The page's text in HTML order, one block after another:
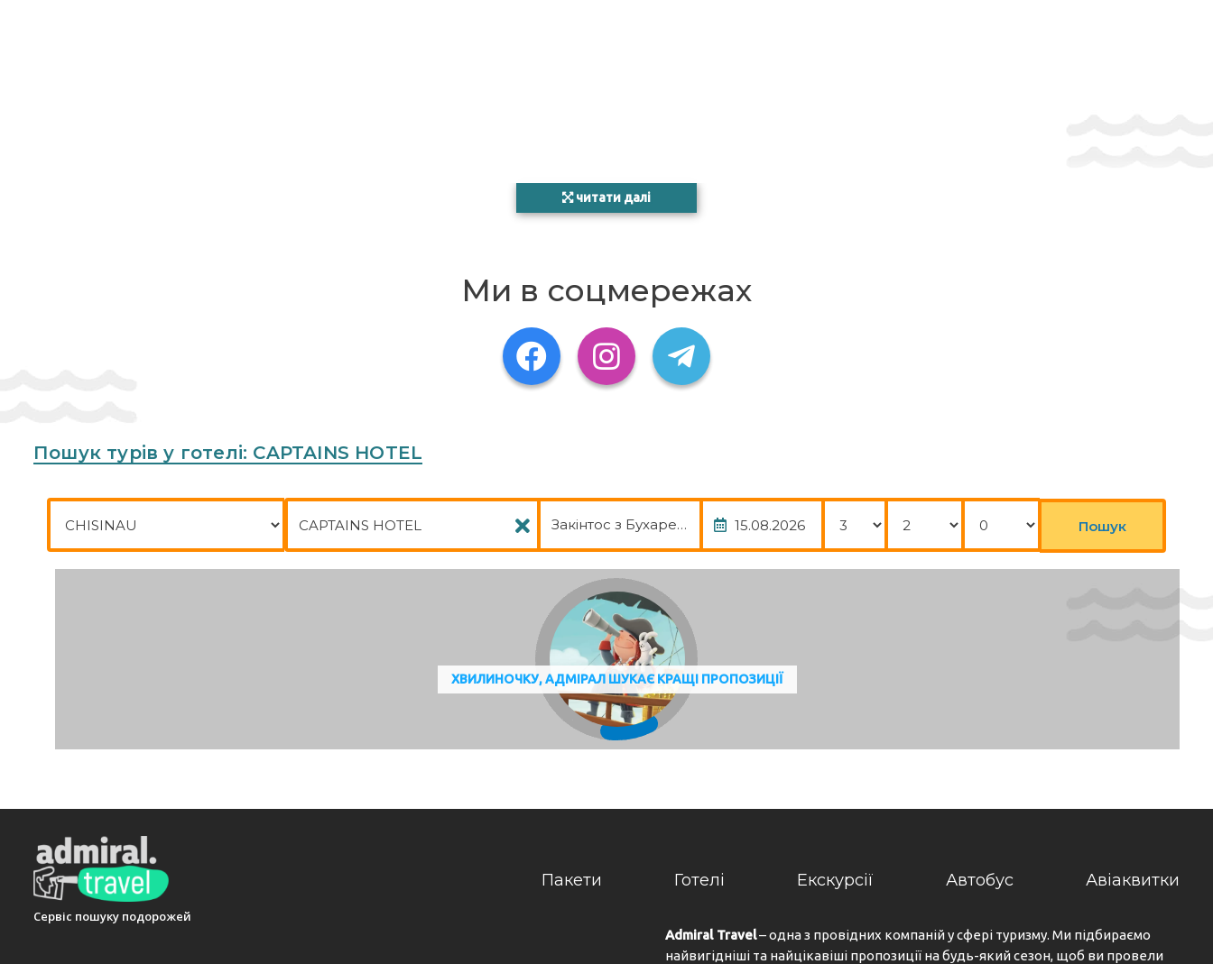
читати далі
Ми в соцмережах
Пошук турів у готелі: CAPTAINS HOTEL
Закінтос з Бухаресту, авіа, трансфер Пошук
ХВИЛИНОЧКУ, АДМІРАЛ ШУКАЄ КРАЩІ ПРОПОЗИЦІЇ
Сервіс пошуку подорожей
Пакети Готелі Екскурсії Автобус Авіаквитки
Admiral Travel– одна з провідних компаній у сфері туризму. Ми підбираємо
найвигідніші та найцікавіші пропозиції на будь-який сезон, щоб ви провели